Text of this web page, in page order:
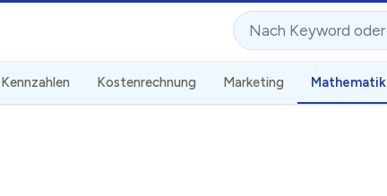
Suche
Kennzahlen Kostenrechnung Marketing Mathematik